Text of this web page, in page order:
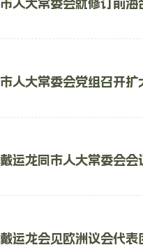
市人大常委会党组召开扩
戴运龙同市人大常委会
戴运龙会见欧洲议会代表